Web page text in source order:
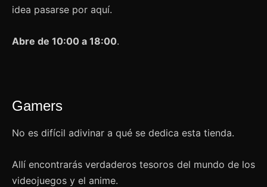
idea pasarse por aquí.
Abre de 10:00 a 18:00.
Gamers
No es difícil adivinar a qué se dedica esta tienda.
Allí encontrarás verdaderos tesoros del mundo de los
videojuegos y el anime.